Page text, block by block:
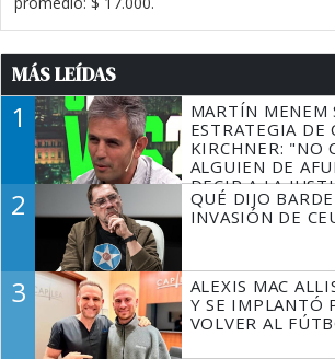
MÁS LEÍDAS
1
MARTÍN MENEM
ESTRATEGIA DE
KIRCHNER: "NO
ALGUIEN DE
DECIR A LA
TIENE QUE
2
QUÉ DIJO
INVASIÓN DE
3
ALEXIS MAC
Y SE IMPLANTÓ
VOLVER AL